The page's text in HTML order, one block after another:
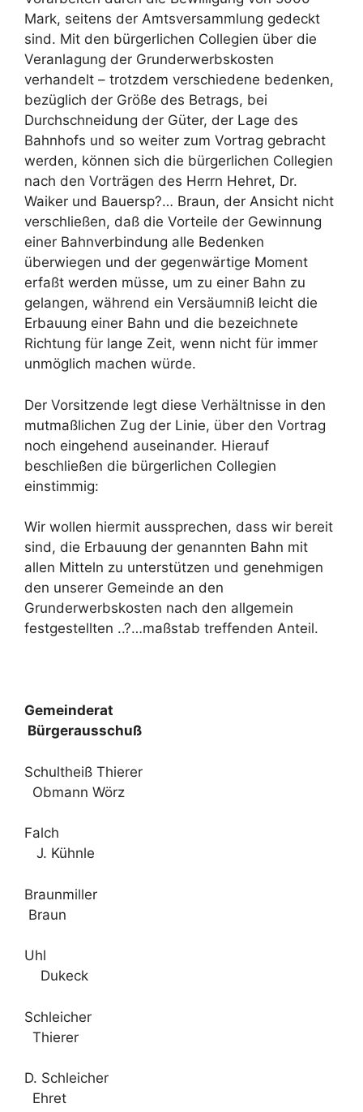
Mark, seitens der Amtsversammlung gedeckt
sind. Mit den bürgerlichen Collegien über die
Veranlagung der Grunderwerbskosten
verhandelt – trotzdem verschiedene bedenken,
bezüglich der Größe des Betrags, bei
Durchschneidung der Güter, der Lage des
Bahnhofs und so weiter zum Vortrag gebracht
werden, können sich die bürgerlichen Collegien
nach den Vorträgen des Herrn Hehret, Dr.
Waiker und Bauersp?… Braun, der Ansicht nicht
verschließen, daß die Vorteile der Gewinnung
einer Bahnverbindung alle Bedenken
überwiegen und der gegenwärtige Moment
erfaßt werden müsse, um zu einer Bahn zu
gelangen, während ein Versäumniß leicht die
Erbauung einer Bahn und die bezeichnete
Richtung für lange Zeit, wenn nicht für immer
unmöglich machen würde.
Der Vorsitzende legt diese Verhältnisse in den
mutmaßlichen Zug der Linie, über den Vortrag
noch eingehend auseinander. Hierauf
beschließen die bürgerlichen Collegien
einstimmig:
Wir wollen hiermit aussprechen, dass wir bereit
sind, die Erbauung der genannten Bahn mit
allen Mitteln zu unterstützen und genehmigen
den unserer Gemeinde an den
Grunderwerbskosten nach den allgemein
festgestellten ..?…maßstab treffenden Anteil.
Gemeinderat
Bürgerausschuß
Schultheiß Thierer
Obmann Wörz
Falch
J. Kühnle
Braunmiller
Braun
Uhl
Dukeck
Schleicher
Thierer
D. Schleicher
Ehret